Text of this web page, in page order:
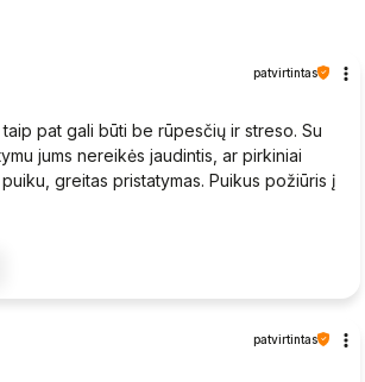
patvirtintas
pat gali būti be rūpesčių ir streso. Su
jums nereikės jaudintis, ar pirkiniai
greitas pristatymas. Puikus požiūris į
patvirtintas